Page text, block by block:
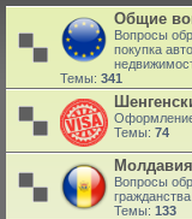
Общие
Вопросы
покупка
Темы: 341
Темы: 74
Молдавия
Вопросы
гражданства.
Темы: 133